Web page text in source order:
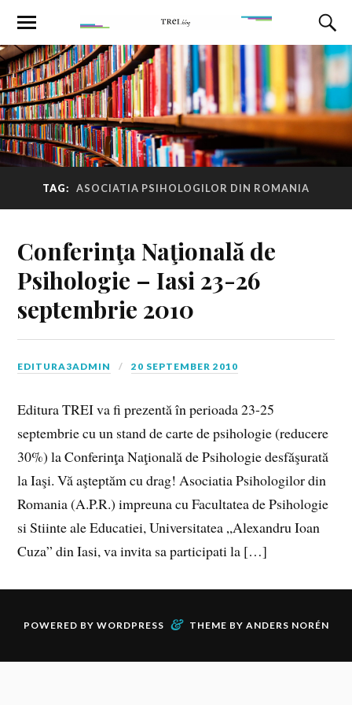
TAG: ASOCIATIA PSIHOLOGILOR DIN ROMANIA
Conferinţa Naţională de
Psihologie – Iasi 23-26
septembrie 2010
EDITURA3ADMIN 20 SEPTEMBER 2010
Editura TREI va fi prezentă în perioada 23-25
septembrie cu un stand de carte de psihologie (reducere
30%) la Conferinţa Naţională de Psihologie desfăşurată
la Iaşi. Vă aşteptăm cu drag! Asociatia Psihologilor din
Romania (A.P.R.) impreuna cu Facultatea de Psihologie
si Stiinte ale Educatiei, Universitatea „Alexandru Ioan
Cuza” din Iasi, va invita sa participati la […]
POWERED BY WORDPRESS & THEME BY ANDERS NORÉN